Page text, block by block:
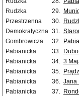
Rudzka
29.
Przestrzenna
30.
Demokratyczna 31.
Gombrowicza
32.
Pabianicka
33.
Pabianicka
34. 3
Pabianicka
35.
Pabianicka
36. Jana
Pabianicka
37.